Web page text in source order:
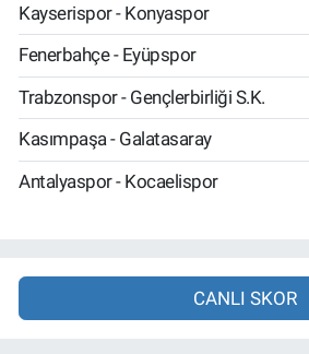
Kayserispor - Konyaspor
Fenerbahçe - Eyüpspor
Trabzonspor - Gençlerbirliği S.K.
Kasımpaşa - Galatasaray
Antalyaspor - Kocaelispor
CANLI SKOR